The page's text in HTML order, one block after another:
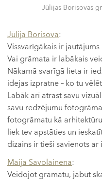
Jūlijas Borisovas
Jūlija Borisova:
Vissvarīgākais ir
Vai grāmata ir labākais
Nākamā svarīgā lieta ir
idejas izpratne – ko tu
Labāk arī atrast savu
savu redzējumu
fotogrāmatu kā
liek tev apstāties un
dizains ir tieši savienots ar
Maija Savolainena:
Veidojot grāmatu, jābūt